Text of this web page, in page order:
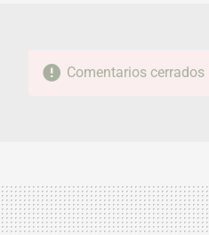
Comentarios cerrados